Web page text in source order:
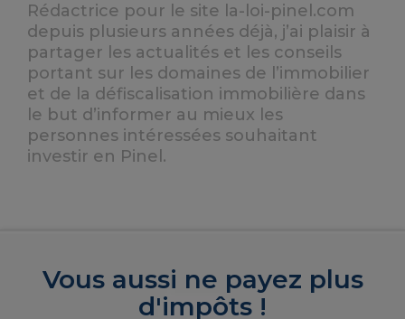
Rédactrice pour le site la-loi-pinel.com
depuis plusieurs années déjà, j’ai plaisir à
partager les actualités et les conseils
portant sur les domaines de l’immobilier
et de la défiscalisation immobilière dans
le but d’informer au mieux les
personnes intéressées souhaitant
investir en Pinel.
Vous aussi ne payez plus
d'impôts !